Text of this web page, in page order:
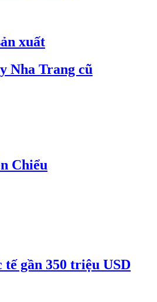
xuất
Nha Trang cũ
Chiểu
gần 350 triệu USD